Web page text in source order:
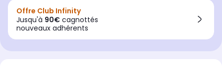
Offre Club Infinity
Jusqu'à 90€ cagnottés
nouveaux adhérents